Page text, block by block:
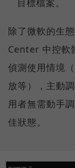
除了微軟的生
Center 中控軟
偵測使用情境
放等），主動
用者無需動手
佳狀態。